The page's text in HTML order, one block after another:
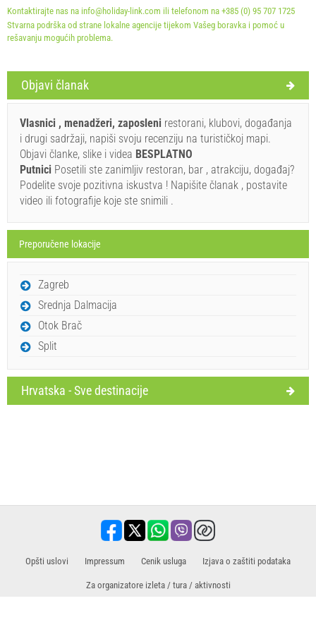
Uveti i odredbe dobavljača
Rezervirajte i čekajte na potvrdu
Ukoliko ne želite odmah rezervisati i imate još pitanja,
upišite ih ispod i kliknite ˝Pošalji upit˝.
Kontaktirajte nas na info@holiday-link.com ili telefonom na +385 (0) 95 707 1725
Stvarna podrška od strane lokalne agencije tijekom Vašeg boravka i pomoć u
rešavanju mogućih problema.
Objavi članak
Vlasnici , menadžeri, zaposleni restorani, klubovi, događanja
i drugi sadržaji, napiši svoju recenziju na turističkoj mapi.
Objavi članke, slike i videa BESPLATNO
Putnici Posetili ste zanimljiv restoran, bar , atrakciju, događaj?
Podelite svoje pozitivna iskustva ! Napišite članak , postavite
video ili fotografije koje ste snimili .
Preporučene lokacije
Zagreb
Srednja Dalmacija
Otok Brač
Split
Hrvatska - Sve destinacije
Opšti uslovi Impressum Cenik usluga ​​Izjava o zaštiti podataka
Za organizatore izleta / tura / aktivnosti